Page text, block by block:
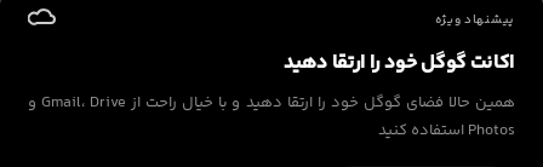
پیشنهاد ویژه
اکانت گوگل خود را ارتقا دهید
همین حالا فضای گوگل خود را ارتقا دهید و با خیال راحت از Gmail، Drive و
Photos استفاده کنید